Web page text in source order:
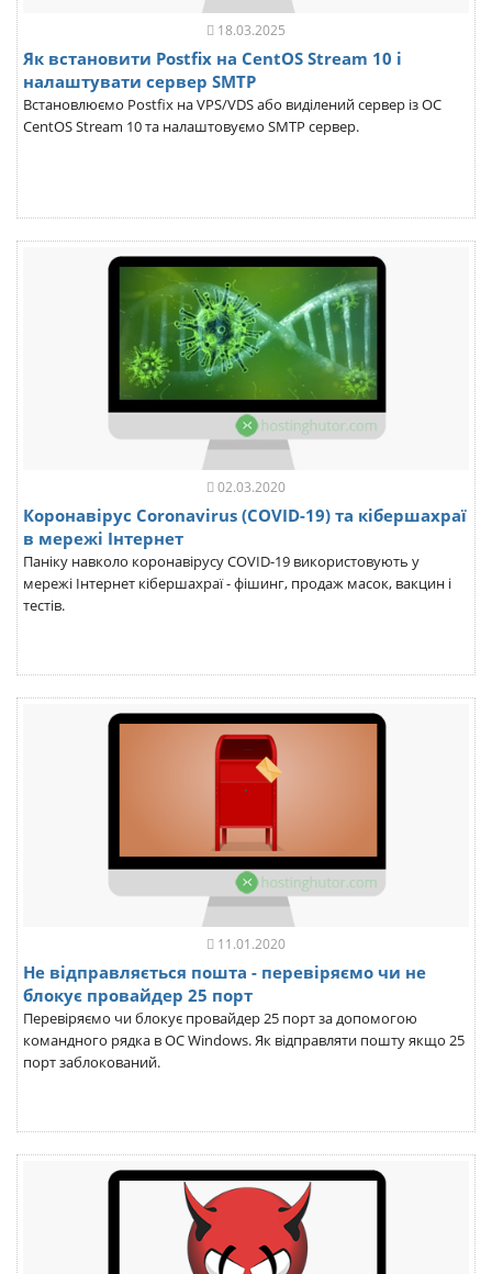
18.03.2025
Як встановити Postfix на CentOS Stream 10 і
налаштувати сервер SMTP
Встановлюємо Postfix на VPS/VDS або виділений сервер із ОС
CentOS Stream 10 та налаштовуємо SMTP сервер.
02.03.2020
Коронавірус Coronavirus (COVID-19) та кібершахраї
в мережі Інтернет
Паніку навколо коронавірусу COVID-19 використовують у
мережі Інтернет кібершахраї - фішинг, продаж масок, вакцин і
тестів.
11.01.2020
Не відправляється пошта - перевіряємо чи не
блокує провайдер 25 порт
Перевіряємо чи блокує провайдер 25 порт за допомогою
командного рядка в ОС Windows. Як відправляти пошту якщо 25
порт заблокований.